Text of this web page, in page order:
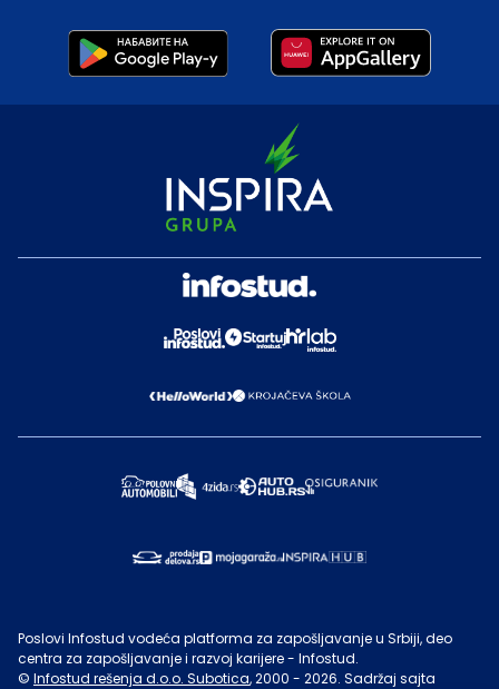
Poslovi Infostud vodeća platforma za zapošljavanje u Srbiji, deo
centra za zapošljavanje i razvoj karijere - Infostud.
© Infostud rešenja d.o.o. Subotica, 2000 - 2026. Sadržaj sajta